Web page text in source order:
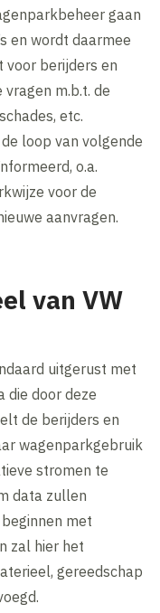
gaan
en wordt daarmee
berijders en
m.b.t. de
etc.
loop van volgende
o.a.
voor de
aanvragen.
van VW
uitgerust met
die door deze
de berijders en
wagenparkgebruik
stromen te
data zullen
met
zal hier het
gereedschap